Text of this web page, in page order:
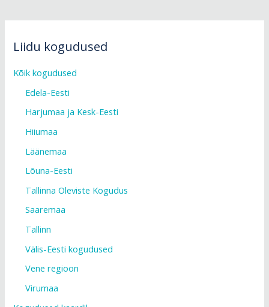
Liidu kogudused
Kõik kogudused
Edela-Eesti
Harjumaa ja Kesk-Eesti
Hiiumaa
Läänemaa
Lõuna-Eesti
Tallinna Oleviste Kogudus
Saaremaa
Tallinn
Välis-Eesti kogudused
Vene regioon
Virumaa